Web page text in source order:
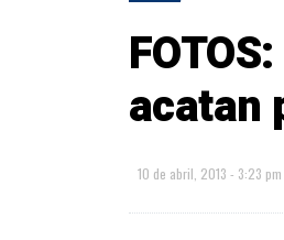
acatan
10 de abril, 2013 - 3:23 pm